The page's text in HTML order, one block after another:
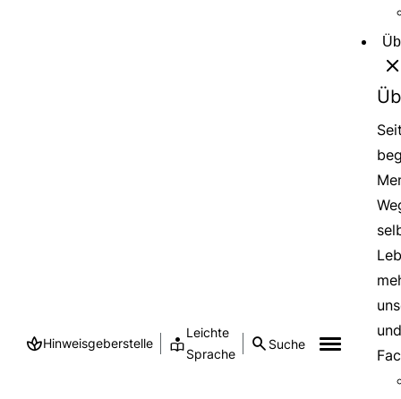
Hinweisgeberstelle
Leichte
Sprache
Suche